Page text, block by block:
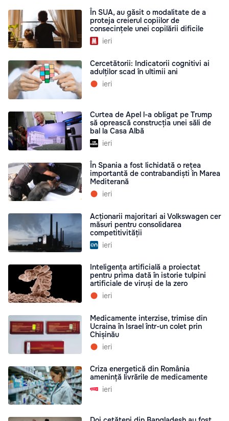
În SUA, au găsit o modalitate de a
proteja creierul copiilor de
consecințele unei copilării dificile
ieri
Cercetătorii: Indicatorii cognitivi ai
adulților scad în ultimii ani
ieri
Curtea de Apel l-a obligat pe Trump
să oprească construcția unei săli de
bal la Casa Albă
ieri
În Spania a fost lichidată o rețea
importantă de contrabandiști în Marea
Mediterană
ieri
Acționarii majoritari ai Volkswagen cer
măsuri pentru consolidarea
competitivității
ieri
Inteligența artificială a proiectat
pentru prima dată în istorie tulpini
artificiale de viruși de la zero
ieri
Medicamente interzise, trimise din
Ucraina în Israel într-un colet prin
Chișinău
ieri
Criza energetică din România
amenință livrările de medicamente
ieri